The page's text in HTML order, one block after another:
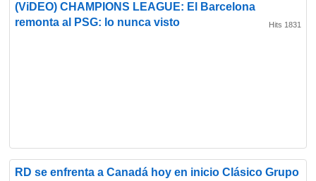
(ViDEO) CHAMPIONS LEAGUE: El Barcelona
remonta al PSG: lo nunca visto
Hits 1831
RD se enfrenta a Canadá hoy en inicio Clásico Grupo